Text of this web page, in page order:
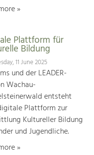
»
Plattform für
Bildung
11 June 2025
und der LEADER-
Wachau-
entsteht
Plattform zur
Kultureller Bildung
und Jugendliche.
»